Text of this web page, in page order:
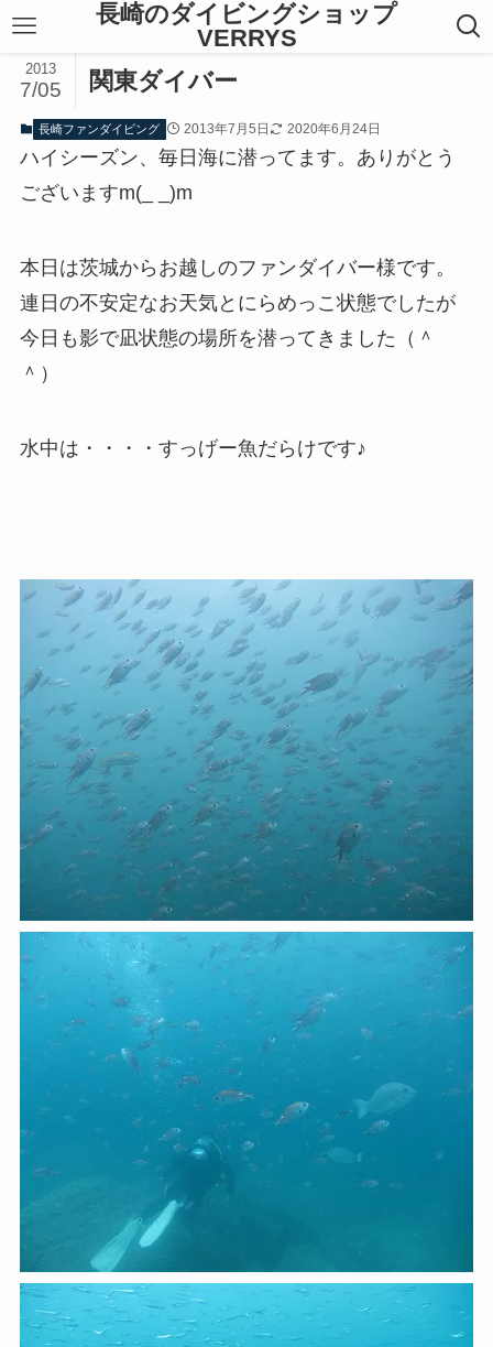
長崎のダイビングショップ
VERRYS
関東ダイバー
2013
7/05
長崎ファンダイビング 2013年7月5日 2020年6月24日
ハイシーズン、毎日海に潜ってます。ありがとう
ございますm(_ _)m
本日は茨城からお越しのファンダイバー様です。
連日の不安定なお天気とにらめっこ状態でしたが
今日も影で凪状態の場所を潜ってきました（＾
＾）
水中は・・・・すっげー魚だらけです♪